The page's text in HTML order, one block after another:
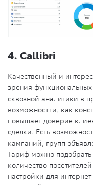
4. Callibri
Качественный и
зрения
сквозной аналитики в
возможностти, как
повышает доверие
сделки. Есть
кампаний, групп
Тариф можно
количество
настройки для